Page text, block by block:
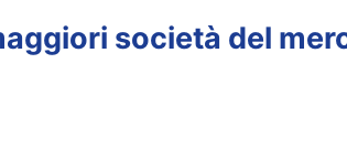
società del